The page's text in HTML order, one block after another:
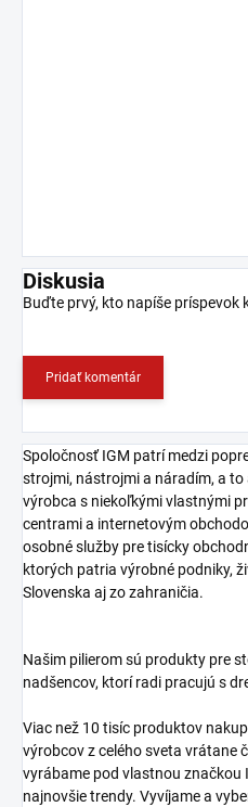
Diskusia
Buďte prvý, kto napíše príspevok
Pridať komentár
Spoločnosť IGM patrí medzi
strojmi, nástrojmi a náradím, a
výrobca s niekoľkými vlastnými
centrami a internetovým
osobné služby pre tisícky
ktorých patria výrobné podniky,
Slovenska aj zo zahraničia.
Našim pilierom sú produkty pre
nadšencov, ktorí radi pracujú s
Viac než 10 tisíc produktov
výrobcov z celého sveta vrátane
vyrábame pod vlastnou značkou
najnovšie trendy. Vyvíjame a